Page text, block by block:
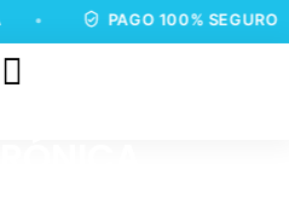
PAGO 100% SEGURO •